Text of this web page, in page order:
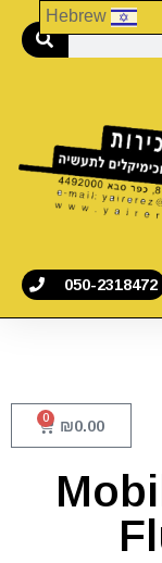
050-2318472
₪0.00
0
Hebrew